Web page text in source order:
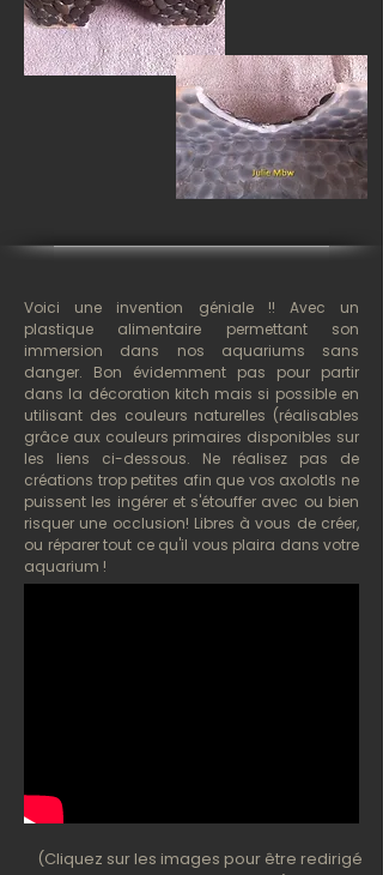
Voici une invention géniale !! Avec un
plastique alimentaire permettant son
immersion dans nos aquariums sans
danger. Bon évidemment pas pour partir
dans la décoration kitch mais si possible en
utilisant des couleurs naturelles (réalisables
grâce aux couleurs primaires disponibles sur
les liens ci-dessous. Ne réalisez pas de
créations trop petites afin que vos axolotls ne
puissent les ingérer et s'étouffer avec ou bien
risquer une occlusion! Libres à vous de créer,
ou réparer tout ce qu'il vous plaira dans votre
aquarium !
(Cliquez sur les images pour être redirigé